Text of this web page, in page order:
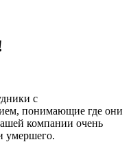
с
понимающие где они
компании очень
умершего.